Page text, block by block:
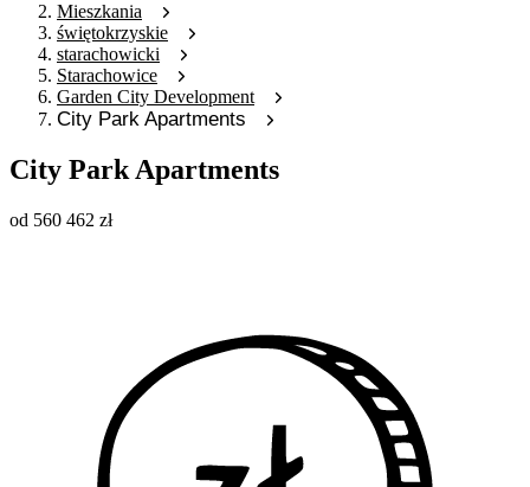
Mieszkania
świętokrzyskie
starachowicki
Starachowice
Garden City Development
City Park Apartments
City Park Apartments
od 560 462 zł